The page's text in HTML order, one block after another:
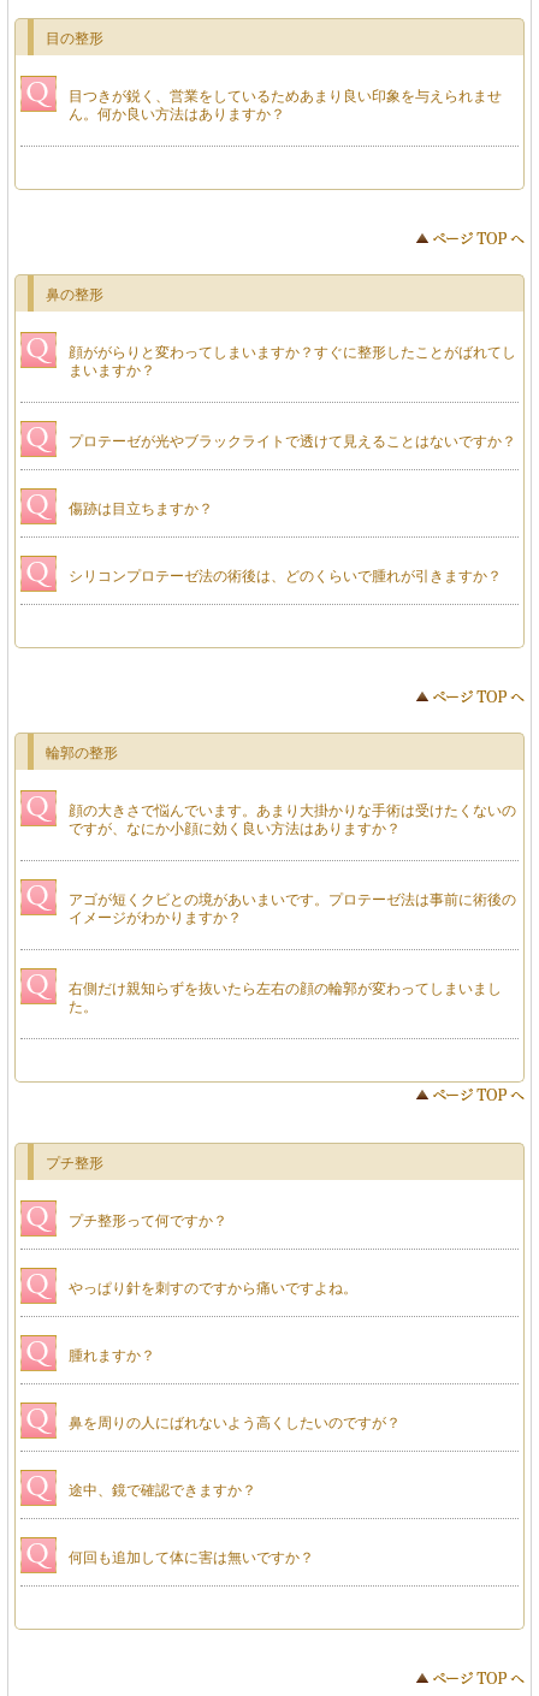
目の整形
目つきが鋭く、営業をしているためあまり良い印象を与えられませ
ん。何か良い方法はありますか？
鼻の整形
顔ががらりと変わってしまいますか？すぐに整形したことがばれてし
まいますか？
プロテーゼが光やブラックライトで透けて見えることはないですか？
傷跡は目立ちますか？
シリコンプロテーゼ法の術後は、どのくらいで腫れが引きますか？
輪郭の整形
顔の大きさで悩んでいます。あまり大掛かりな手術は受けたくないの
ですが、なにか小顔に効く良い方法はありますか？
アゴが短くクビとの境があいまいです。プロテーゼ法は事前に術後の
イメージがわかりますか？
右側だけ親知らずを抜いたら左右の顔の輪郭が変わってしまいまし
た。
プチ整形
プチ整形って何ですか？
やっぱり針を刺すのですから痛いですよね。
腫れますか？
鼻を周りの人にばれないよう高くしたいのですが？
途中、鏡で確認できますか？
何回も追加して体に害は無いですか？